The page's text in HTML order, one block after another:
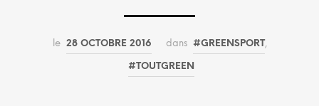
le 28 OCTOBRE 2016 dans #GREENSPORT,
#TOUTGREEN